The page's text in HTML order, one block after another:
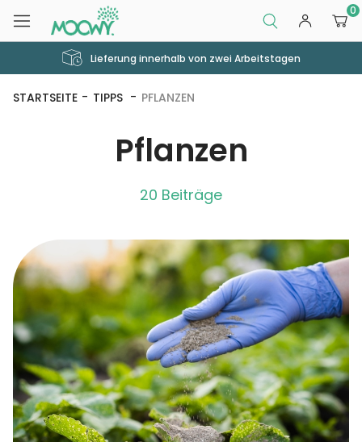
0
Lieferung innerhalb von zwei Arbeitstagen
STARTSEITE TIPPS PFLANZEN
Pflanzen
20 Beiträge